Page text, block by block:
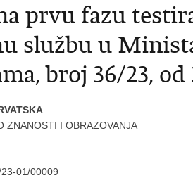
prvu fazu
službu u
broj 36/23, od
ZNANOSTI I OBRAZOVANJA
01/00009